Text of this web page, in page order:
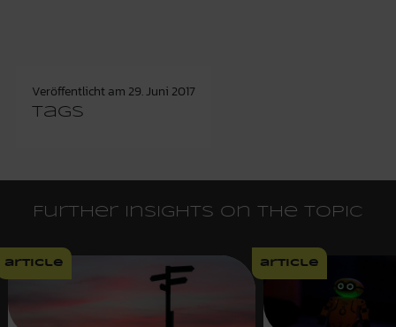
Veröffentlicht am 29. Juni 2017
Tags
Further insights on the topic
article article